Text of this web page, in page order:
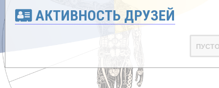
АКТИВНОСТЬ ДРУЗЕЙ